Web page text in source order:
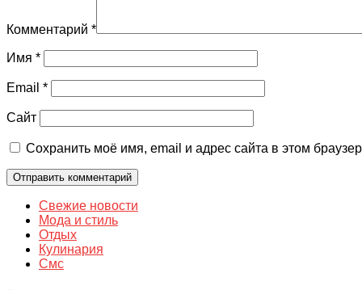
Комментарий *
Имя *
Email *
Сайт
Сохранить моё имя, email и адрес сайта в этом
Свежие новости
Мода и стиль
Отдых
Кулинария
Смс